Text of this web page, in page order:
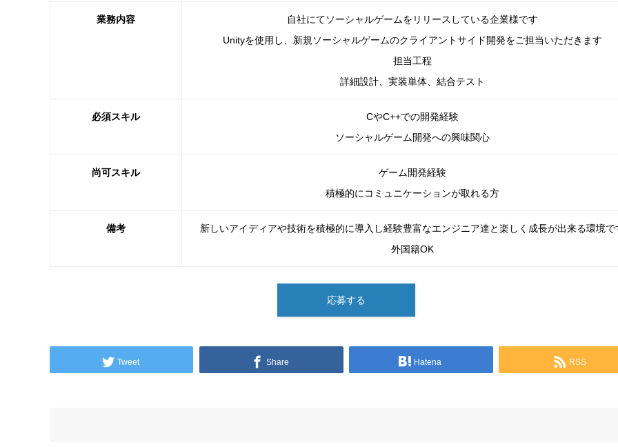
業務内容
自社にてソーシャルゲームをリリースしている企業様です
Unityを使用し、新規ソーシャルゲームのクライアントサイド開発をご担当いただきます
担当工程
詳細設計、実装単体、結合テスト
必須スキル
CやC++での開発経験
ソーシャルゲーム開発への興味関心
尚可スキル
ゲーム開発経験
積極的にコミュニケーションが取れる方
備考
新しいアイディアや技術を積極的に導入し経験豊富なエンジニア達と楽しく成長が出来る環境で
外国籍OK
応募する
Tweet Share Hatena RSS